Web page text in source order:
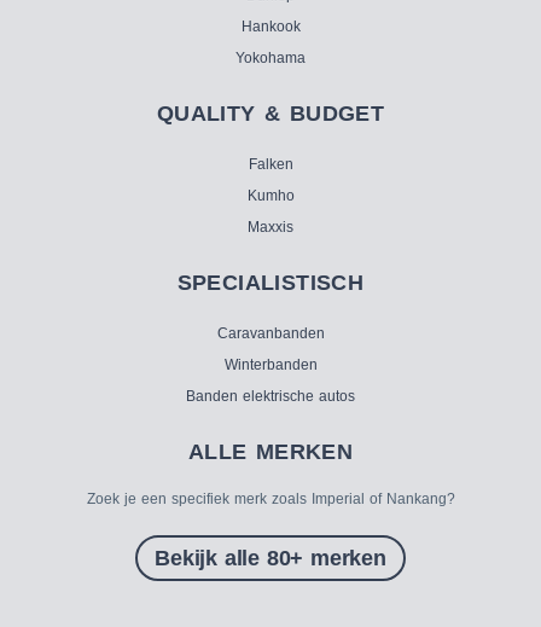
Hankook
Yokohama
QUALITY & BUDGET
Falken
Kumho
Maxxis
SPECIALISTISCH
Caravanbanden
Winterbanden
Banden elektrische autos
ALLE MERKEN
Zoek je een specifiek merk zoals Imperial of Nankang?
Bekijk alle 80+ merken